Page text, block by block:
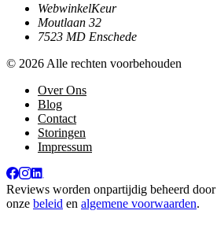
WebwinkelKeur
Moutlaan 32
7523 MD Enschede
© 2026 Alle rechten voorbehouden
Over Ons
Blog
Contact
Storingen
Impressum
Reviews worden onpartijdig beheerd door
onze beleid en algemene voorwaarden.